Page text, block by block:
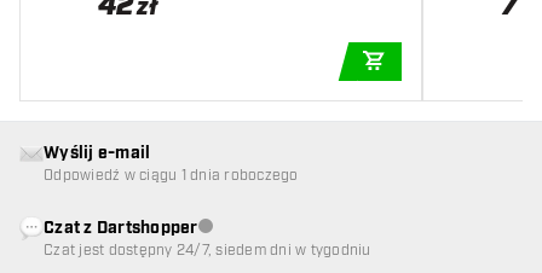
zł
Wyślij e-mail
Odpowiedź w ciągu 1 dnia roboczego
Czat z DartshopperObsługa klienta niedostępna
Czat jest dostępny 24/7, siedem dni w tygodniu